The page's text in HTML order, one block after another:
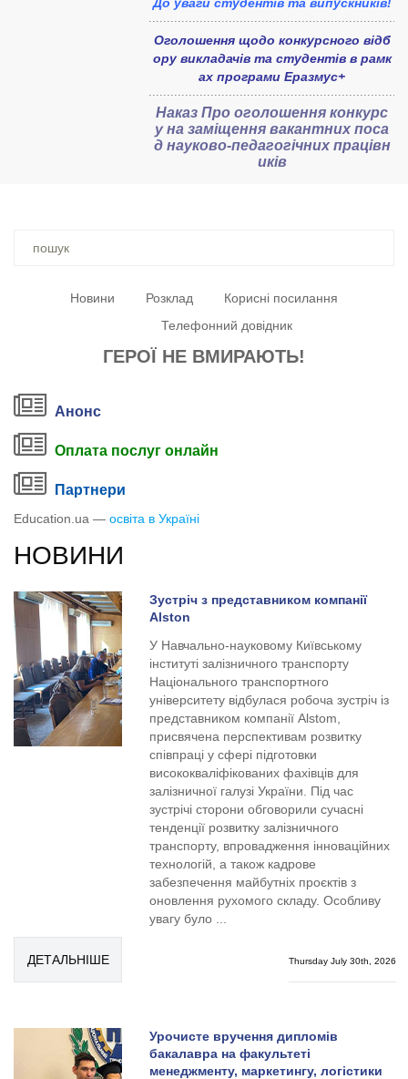
Оголошення щодо конкурсного відб
ору викладачів та студентів в рамк
ах програми Еразмус+
НаказПро оголошення конкурс
у на заміщення вакантних поса
д науково-педагогічних працівн
иків
шукали
Новини
Розклад
Корисні посилання
Телефонний довідник
ГЕРОЇ НЕ ВМИРАЮТЬ!
Анонс
Оплата послуг онлайн
Партнери
Education.ua — освіта в Україні
НОВИНИ
Зустріч з представником компанії
Alston
У Навчально-науковому Київському
інституті залізничного транспорту
Національного транспортного
університету відбулася робоча зустріч із
представником компанії Alstom,
присвячена перспективам розвитку
співпраці у сфері підготовки
висококваліфікованих фахівців для
залізничної галузі України. Під час
зустрічі сторони обговорили сучасні
тенденції розвитку залізничного
транспорту, впровадження інноваційних
технологій, а також кадрове
забезпечення майбутніх проєктів з
оновлення рухомого складу. Особливу
увагу було ...
ДЕТАЛЬНІШЕ Thursday July 30th, 2026
Урочисте вручення дипломів
бакалавра на факультеті
менеджменту, маркетингу, логістики